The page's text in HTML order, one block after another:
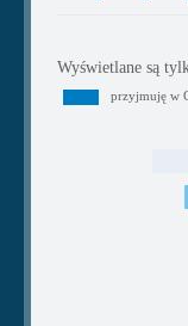
Wyświetlane są
przyjmuję w